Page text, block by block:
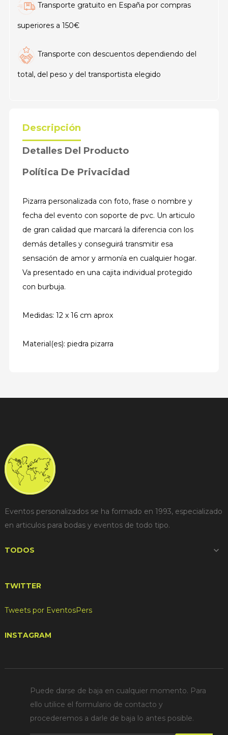
Transporte gratuito en España por compras
superiores a 150€
Transporte con descuentos dependiendo del
total, del peso y del transportista elegido
Descripción
Detalles Del Producto
Política De Privacidad
Pizarra personalizada con foto, frase o nombre y
fecha del evento con soporte de pvc. Un articulo
de gran calidad que marcará la diferencia con los
demás detalles y conseguirá transmitir esa
sensación de amor y armonía en cualquier hogar.
Va presentado en una cajita individual protegido
con burbuja.
Medidas: 12 x 16 cm aprox
Material(es): piedra pizarra
Eventos personalizados se ha formado en 1993, especializado
en articulos para bodas y eventos de todo tipo.
TODOS 
TWITTER
Tweets por EventosPers
INSTAGRAM
Puede darse de baja en cualquier momento. Para
ello utilice el formulario de contacto y
procederemos a darle de baja lo antes posible.